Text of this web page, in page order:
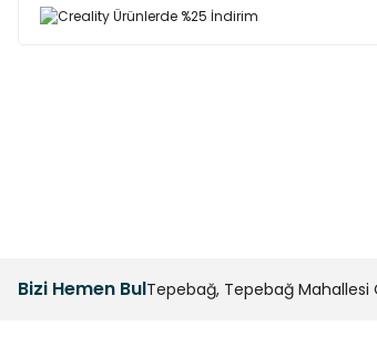
Bizi Hemen BulTepebağ, Tepebağ Mahallesi